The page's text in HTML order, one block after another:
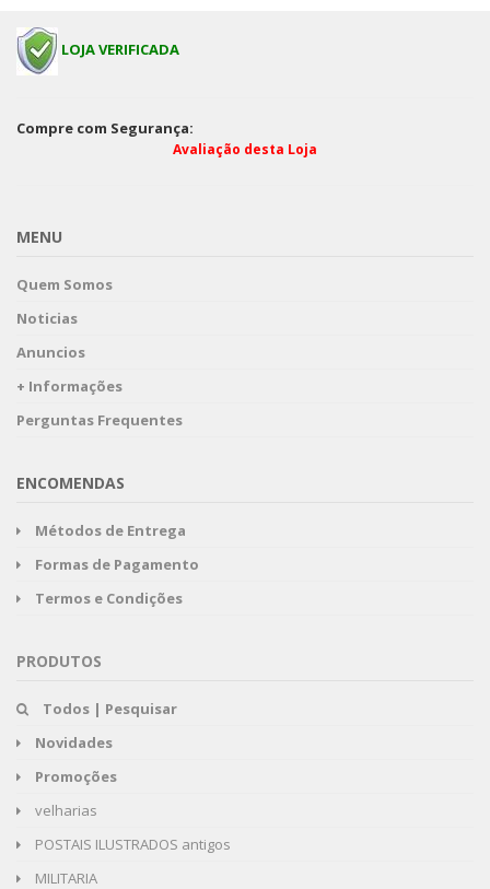
LOJA VERIFICADA
Compre com Segurança:
Avaliação desta Loja
MENU
Quem Somos
Noticias
Anuncios
+ Informações
Perguntas Frequentes
ENCOMENDAS
Métodos de Entrega
Formas de Pagamento
Termos e Condições
PRODUTOS
Todos | Pesquisar
Novidades
Promoções
velharias
POSTAIS ILUSTRADOS antigos
MILITARIA